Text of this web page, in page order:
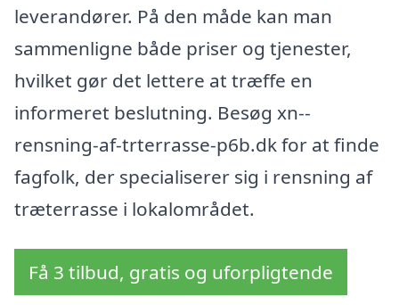
leverandører. På den måde kan man
sammenligne både priser og tjenester,
hvilket gør det lettere at træffe en
informeret beslutning. Besøg xn--
rensning-af-trterrasse-p6b.dk for at finde
fagfolk, der specialiserer sig i rensning af
træterrasse i lokalområdet.
Få 3 tilbud, gratis og uforpligtende